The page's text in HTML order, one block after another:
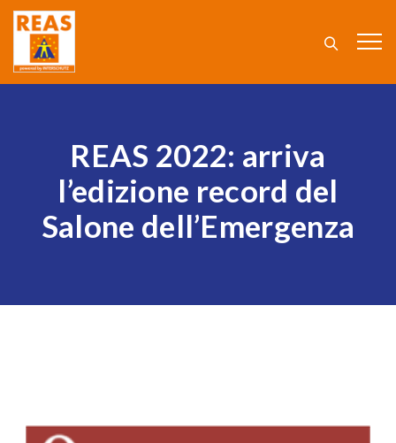
REAS 2022: arriva
l’edizione record del
Salone dell’Emergenza